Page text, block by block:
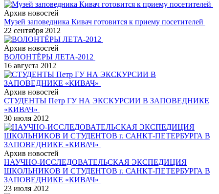
Архив новостей
Музей заповедника Кивач готовится к приему посетителей
22 сентября 2012
Архив новостей
ВОЛОНТЁРЫ ЛЕТА-2012
16 августа 2012
Архив новостей
СТУДЕНТЫ Петр ГУ НА ЭКСКУРСИИ В ЗАПОВЕДНИКЕ
«КИВАЧ»
30 июля 2012
Архив новостей
НАУЧНО-ИССЛЕДОВАТЕЛЬСКАЯ ЭКСПЕДИЦИЯ
ШКОЛЬНИКОВ И СТУДЕНТОВ г. САНКТ-ПЕТЕРБУРГА В
ЗАПОВЕДНИКЕ «КИВАЧ»
23 июля 2012